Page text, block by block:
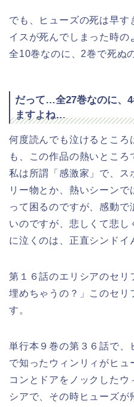
でも、ヒューズの死は早
イスが死んでしまった時の
全10巻なのに、2巻で死ぬ
だって…全27巻なのに、
ますよね…
何度読んでも泣けるところ
も、この作品の熱いところ
私は所謂「感激家」で、ス
リー物とか、熱いシーンで
って困るのですが、感動で
いのですが、悲しくて悲し
に泣くのは、正直シンドイ
第１６話のエリシアのセ
埋めちゃうの？」このセリ
す。
単行本９巻の第３６話で、
で知ったウィンリィがヒュ
コンとドアをノックしたウ
シアで、その時ヒューズ